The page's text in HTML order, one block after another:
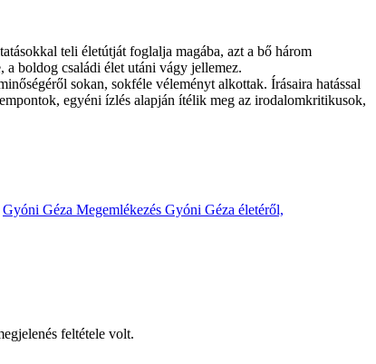
teli életútját foglalja magába, azt a bő három
a boldog családi élet utáni vágy jellemez.
sokan, sokféle véleményt alkottak. Írásaira hatással
egyéni ízlés alapján ítélik meg az irodalomkritikusok,
Gyóni Géza Megemlékezés Gyóni Géza életéről,
feltétele volt.